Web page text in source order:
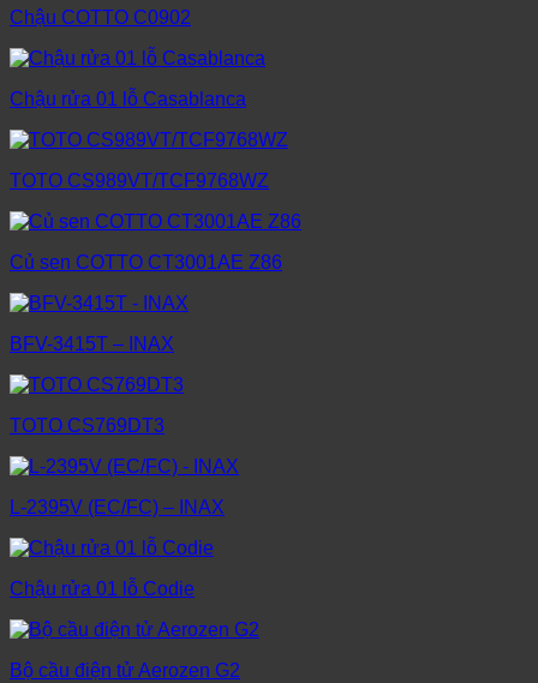
Chậu COTTO C0902
Chậu rửa 01 lỗ Casablanca
TOTO CS989VT/TCF9768WZ
Củ sen COTTO CT3001AE Z86
BFV-3415T – INAX
TOTO CS769DT3
L-2395V (EC/FC) – INAX
Chậu rửa 01 lỗ Codie
Bộ cầu điện tử Aerozen G2